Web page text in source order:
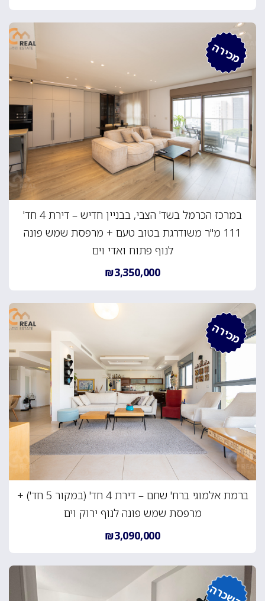
מכירה
במרכז הכרמל בשד' הצבי, בבניין חדיש – דירת 4 חד'
111 מ"ר משודרגת בטוב טעם + מרפסת שמש פונה
לנוף פתוח ואדי וים
₪3,350,000
מכירה
ברמת אלמוגי ברח' שחם – דירת 4 חד' (במקור 5 חד') +
מרפסת שמש פונה לנוף ירוק וים
₪3,090,000